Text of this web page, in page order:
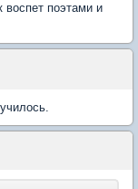
воспет поэтами и